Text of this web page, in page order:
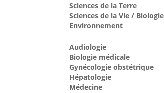
Sciences de la Terre
Sciences de la Vie / Biologie
Environnement
Audiologie
Biologie médicale
Gynécologie obstétrique
Hépatologie
Médecine